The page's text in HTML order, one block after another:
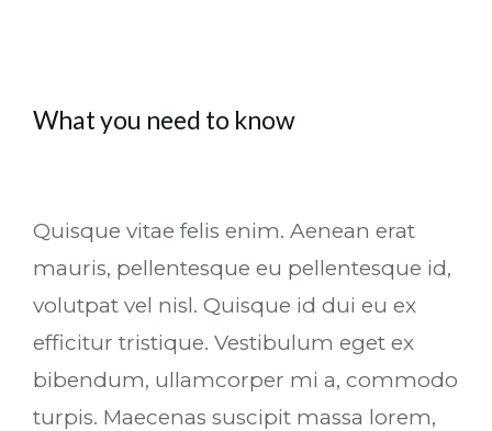
What you need to know
Quisque vitae felis enim. Aenean erat
mauris, pellentesque eu pellentesque id,
volutpat vel nisl. Quisque id dui eu ex
efficitur tristique. Vestibulum eget ex
bibendum, ullamcorper mi a, commodo
turpis. Maecenas suscipit massa lorem,